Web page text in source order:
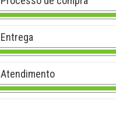
Entrega
Atendimento